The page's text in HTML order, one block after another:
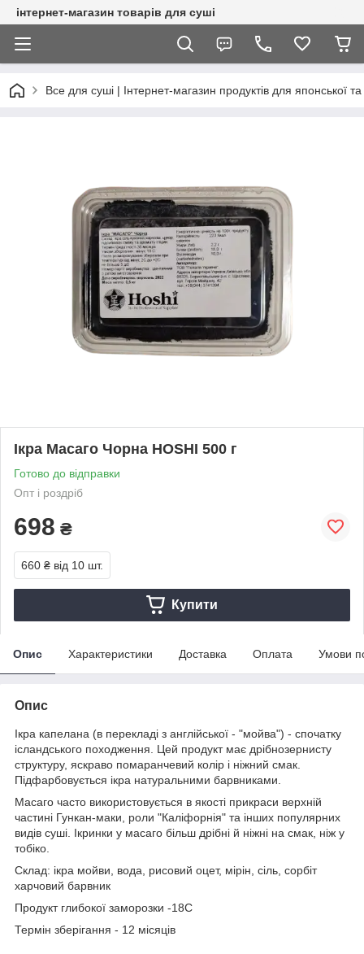
інтернет-магазин товарів для суші
Все для суші | Інтернет-магазин продуктів для японської та
Ікра Масаго Чорна HOSHI 500 г
Готово до відправки
Опт і роздріб
698 ₴
660 ₴ від 10 шт.
Купити
Опис Характеристики Доставка Оплата Умови
Опис
Ікра капелана (в перекладі з англійської - "мойва") - спочатку
ісландського походження. Цей продукт має дрібнозернисту
структуру, яскраво помаранчевий колір і ніжний смак.
Підфарбовується ікра натуральними барвниками.
Масаго часто використовується в якості прикраси верхній
частині Гункан-маки, роли "Каліфорнія" та інших популярних
видів суші. Ікринки у масаго більш дрібні й ніжні на смак, ніж у
тобіко.
Склад: ікра мойви, вода, рисовий оцет, мірін, сіль, сорбіт
харчовий барвник
Продукт глибокої заморозки -18С
Термін зберігання - 12 місяців